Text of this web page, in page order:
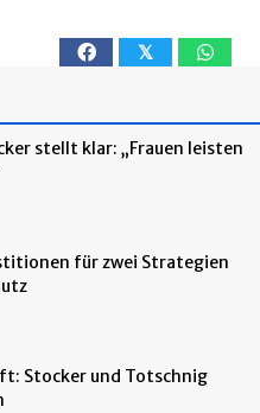
𝕏
stellt klar: „Frauen leisten
für zwei Strategien
Stocker und Totschnig